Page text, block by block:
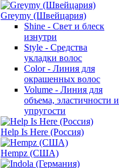
Greymy (Швейцария)
Shine - Свет и блеск
изнутри
Style - Средства
укладки волос
Color - Линия для
окрашенных волос
Volume - Линия для
объема, эластичности и
упругости
Help Is Here (Россия)
Hempz (США)